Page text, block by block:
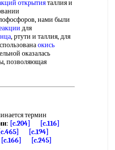
открытияталлия и
нами были
для
, ртути и таллия, для
окись
оказалась
позволяющая
термин
: [c.204]
[c.116]
[c.465]
[c.194]
[c.166]
[c.245]